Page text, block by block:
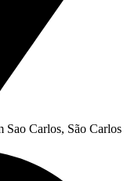
Carlos, São Carlos